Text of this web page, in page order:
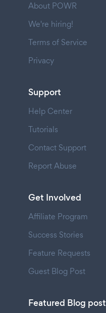
About POWR
We're hiring!
Terms of Service
Privacy
Support
Help Center
Tutorials
Contact Support
Report Abuse
Get Involved
Affiliate Program
Success Stories
Feature Requests
Guest Blog Post
Featured Blog post